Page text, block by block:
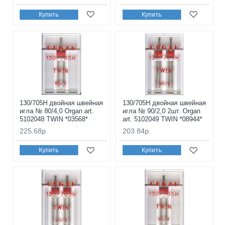
Купить Купить
130/705H двойная швейная
игла № 80/4,0 Organ art.
5102048 TWIN *03568*
225.68р.
Купить
130/705H двойная швейная
игла № 90/2,0 2шт. Organ
art. 5102049 TWIN *08944*
203.84р.
Купить